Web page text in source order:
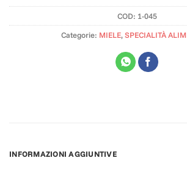
COD: 1-045
Categorie: MIELE,SPECIALITÀ
INFORMAZIONI AGGIUNTIVE